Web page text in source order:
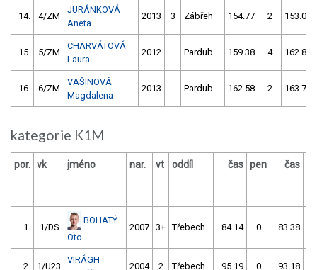
14. 4/ZM
JURÁNKOVÁ
Aneta
2013 3 Zábřeh 154.77 2 153.04
15. 5/ZM
CHARVÁTOVÁ
Laura
2012 Pardub. 159.38 4 162.83
16. 6/ZM
VAŠINOVÁ
Magdalena
2013 Pardub. 162.58 2 163.76
kategorie K1M
por. vk jméno nar. vt oddíl čas pen čas
1. 1/DS
BOHATÝ
Oto
2007 3+ Třebech. 84.14 0 83.38
2. 1/U23
VIRÁGH
2004 2 Třebech. 95.19 0 93.18